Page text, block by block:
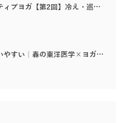
ブヨガ【第2回】冷え・巡…
やすい｜春の東洋医学×ヨガ…